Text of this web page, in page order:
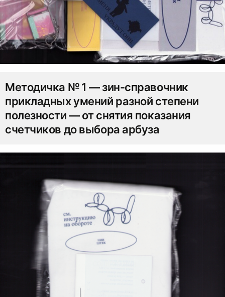
Методичка № 1 — зин-справочник
прикладных умений разной степени
полезности — от снятия показания
счетчиков до выбора арбуза